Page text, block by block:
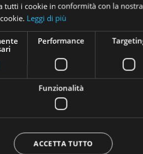
tutti i cookie in conformità con la nostra
Leggi di più
Performance
Funzionalità
ACCETTA TUTTO